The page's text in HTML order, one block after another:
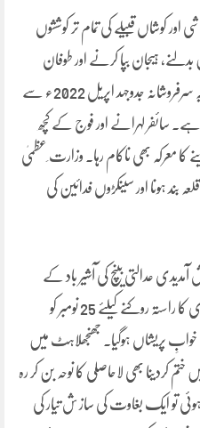
کوشاں قبیلے کی تمام تر کوششوں
ہیجان بپا کرنے اور طوفان
اٹھانے کا کوئی حربہ کارگر نہیں ہو رہا۔ یہ سرفروشانہ جدوجہد اپریل 2022ء سے
سائفر لہرانے اور فوج کے کچھ
کا معرکہ بھی ناکام رہا۔ وزارت ِعظمیٰ
ہونا اور سینکڑوں فدائین کی
عدالتی بینچ کی آشیر باد کے
باوجود بے ثمر رہا، جنرل عاصم منیر کی تقرری کا راستہ روکنے کیلئے 25 نومبر کو
خوابِ پریشاں ہوگیا۔ جھنجھلاہٹ میں
ختم کردینا بھی لاحاصلی کا نوحہ بن کر رہ
ہوئی تو ایک بغاوت کی ساز ش تیار کی